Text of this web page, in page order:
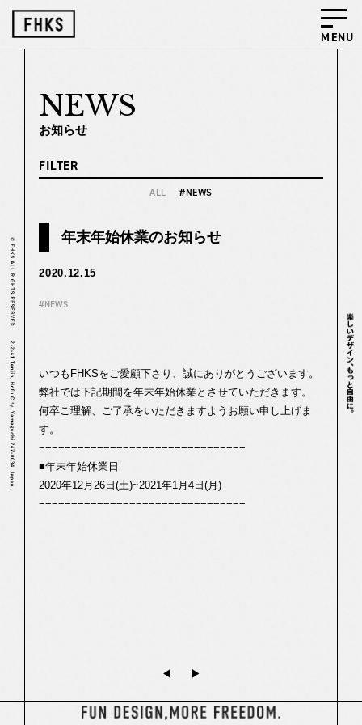
MENU
NEWS
FILTER
ALL #NEWS
年末年始休業のお知らせ
2020.12.15
#NEWS
いつもFHKSをご愛顧下さり、誠にありがとうございます。
弊社では下記期間を年末年始休業とさせていただきます。
何卒ご理解、ご了承をいただきますようお願い申し上げま
す。
−−−−−−−−−−−−−−−−−−−−−−−−−−−−−−−−
■年末年始休業日
2020年12月26日(土)~2021年1月4日(月)
−−−−−−−−−−−−−−−−−−−−−−−−−−−−−−−−
◀︎ ▶︎